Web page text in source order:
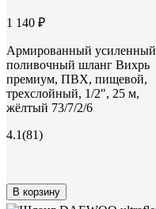
1 140 ₽
Армированный усиленный
поливочный шланг Вихрь
премиум, ПВХ, пищевой,
трехслойный, 1/2", 25 м,
жёлтый 73/7/2/6
4.1(81)
В корзину